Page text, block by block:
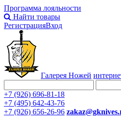
Программа лояльности
Найти товары
РегистрацияВход
Галерея Ножей
+7 (926) 696-81-18
+7 (495) 642-43-76
+7 (926) 656-26-96